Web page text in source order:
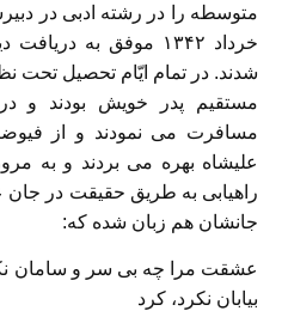
متوسطه را در رشته ادبی در
خرداد ۱۳۴۲ موفق به
شدند. در تمام ایّام تحصیل تحت
مستقیم پدر خویش بودند و
مسافرت می نمودند و از
علیشاه بهره می بردند و به
راهیابی به طریق حقیقت در
جانشان هم زبان شده که:
عشقت مرا چه بی سر و سامان
بیابان نکرد، کرد